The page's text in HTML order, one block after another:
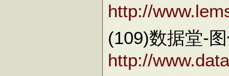
http://
(109)数据堂-
http://